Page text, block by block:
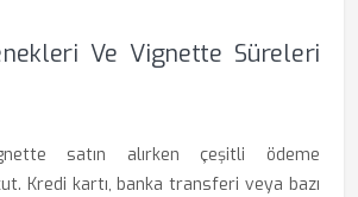
Ve Vignette Süreleri
satın alırken çeşitli ödeme
Kredi kartı, banka transferi veya bazı